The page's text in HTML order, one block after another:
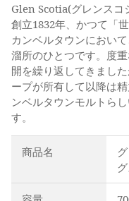
Glen Scotia(グレンスコ
創立1832年、かつて「
カンベルタウンにおい
溜所のひとつです。度
開を繰り返してきまし
ープが所有して以降は
ンベルタウンモルトら
す。
商品名